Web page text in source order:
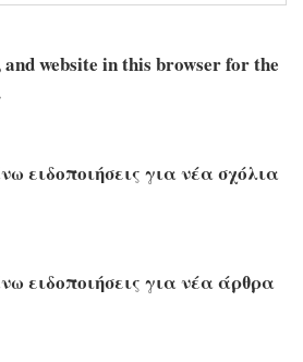
and website in this browser for the
ειδοποιήσεις για νέα σχόλια
ειδοποιήσεις για νέα άρθρα